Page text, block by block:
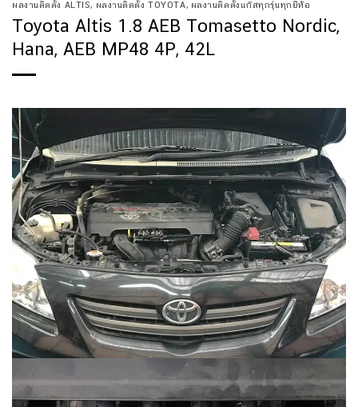
ผลงานติดตั้ง ALTIS, ผลงานติดตั้ง TOYOTA, ผลงานติดตั้งแก๊สทุกรุ่นทุกยี่ห้อ
Toyota Altis 1.8 AEB Tomasetto Nordic,
Hana, AEB MP48 4P, 42L